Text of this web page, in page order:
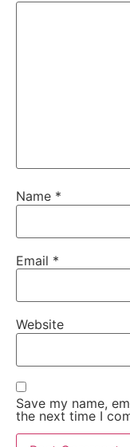
Name *
Email *
Website
Save my name,
the next time I